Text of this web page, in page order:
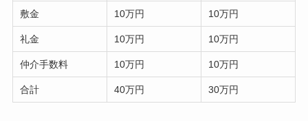
敷金 10万円 10万円
礼金 10万円 10万円
仲介手数料 10万円 10万円
合計 40万円 30万円